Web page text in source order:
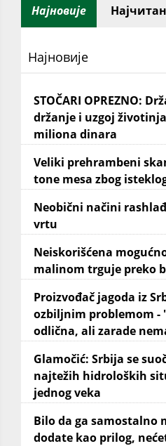
Најновије
Најновије
STOČARI OPREZNO:
držanje i uzgoj
miliona dinara
Veliki prehrambeni
tone mesa zbog
Neobični načini
vrtu
Neiskorišćena
malinom trguje preko
Proizvođač jagoda iz
ozbiljnim problemom -
odlična, ali zarade
Glamočić: Srbija se
najtežih hidroloških
jednog veka
Bilo da ga samostalno
dodate kao prilog,